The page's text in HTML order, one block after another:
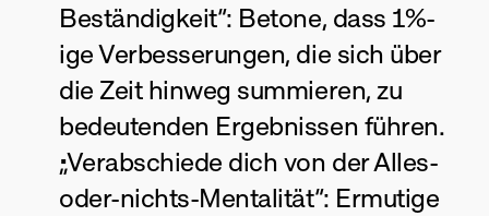
Beständigkeit“: Betone, dass 1%-
ige Verbesserungen, die sich über
die Zeit hinweg summieren, zu
bedeutenden Ergebnissen führen.
„Verabschiede dich von der Alles-
oder-nichts-Mentalität“: Ermutige